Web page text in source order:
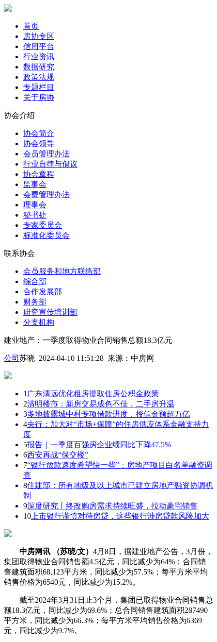
首页
房协专区
信用平台
行业资讯
数据研究
政策法规
专题栏目
关于房协
协会介绍
协会简介
协会领导
会员管理办法
行业自律与倡议
协会章程
监事会
会费管理办法
理事会
秘书处
专家委员会
标准化委员会
联系协会
会员服务和地方联络部
综合部
合作发展部
财务部
研究宣传培训部
分支机构
建业地产：一季度取得物业合同销售总额18.3亿元
公司 苏晓 2024-04-10 11:51:28 来源： 中房网
1 广东清远优化租房提取住房公积金政策
2清明楼市：新房交易成色不佳，二手房升温
3多地披露城中村专项借款进度，授信金额超万亿
4央行：加大对“市场+保障”的住房供应体系金融支持力
度
5报告｜一季度百强房企业绩同比下降47.5%
6西安再战“保交楼”
7“银行放款速度希望快一些”：房地产项目白名单融资调
查
8住建部：所有地级及以上城市已建立房地产融资协调机
制
9深度研究丨终改购房需求持续旺盛，拉动豪宅销售
10 上市银行谨慎对待房贷，这些银行涉房贷款风险加大
中房网讯 （苏晓/文） 4月8日，据建业地产公告，3月份，
集团取得物业合同销售额4.5亿元，同比减少为64%；合同销
售建筑面积68,123平方米，同比减少为57.5%；每平方米平均
销售价格为6540元，同比减少为15.2%。
截至2024年3月31日止3个月，集团已取得物业合同销售总
额18.3亿元，同比减少为69.6%；总合同销售建筑面积287490
平方米，同比减少为66.3%；每平方米平均销售价格为6369
元，同比减少为9.7%。